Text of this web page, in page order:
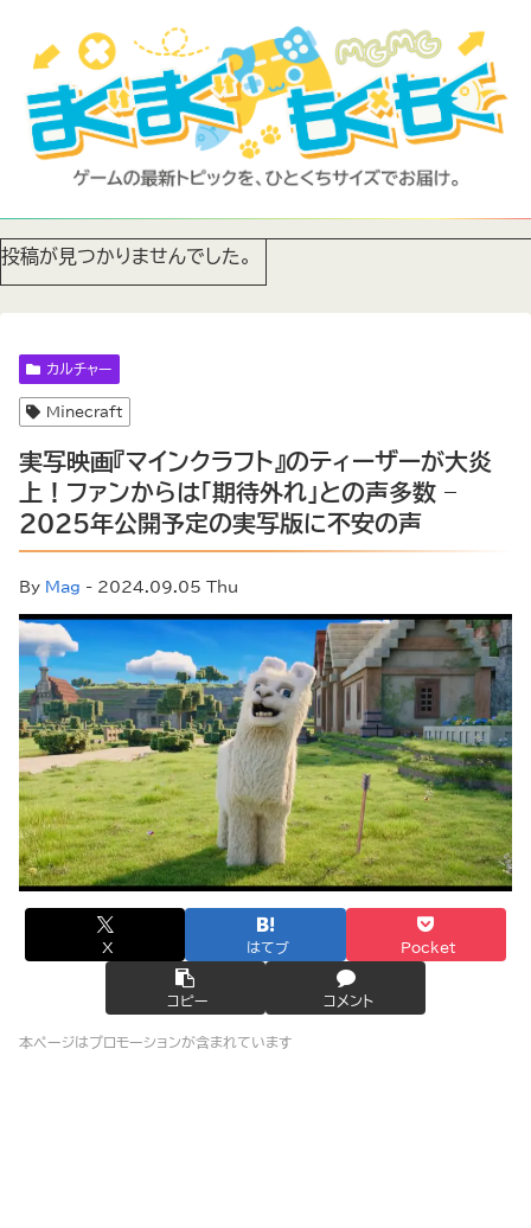
投稿が見つかりませんでした。
カルチャー
Minecraft
実写映画『マインクラフト』のティーザーが大炎
上！ファンからは「期待外れ」との声多数 –
2025年公開予定の実写版に不安の声
By Mag - 2024.09.05 Thu
X はてブ Pocket
コピー コメント
本ページはプロモーションが含まれています